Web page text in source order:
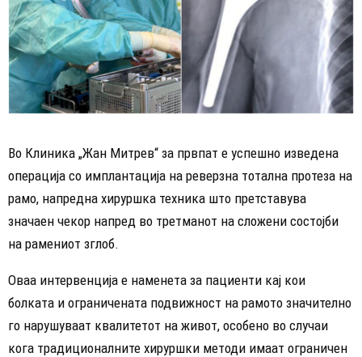
Во Клиника „Жан Митрев“ за првпат е успешно изведена
операција со имплантација на реверзна тотална протеза на
рамо, напредна хируршка техника што претставува
значаен чекор напред во третманот на сложени состојби
на рамениот зглоб.
Оваа интервенција е наменета за пациенти кај кои
болката и ограничената подвижност на рамото значително
го нарушуваат квалитетот на живот, особено во случаи
кога традиционалните хируршки методи имаат ограничен